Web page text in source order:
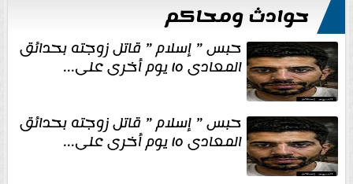
حوادث ومحاكم
حبس ” إسلام ” قاتل زوجته بحدائق
المعادى ١٥ يوم أخرى على...
حبس ” إسلام ” قاتل زوجته بحدائق
المعادى ١٥ يوم أخرى على...